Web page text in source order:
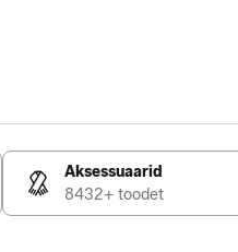
Aksessuaarid
8432+ toodet